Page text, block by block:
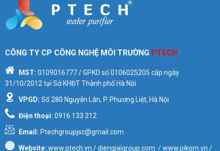
CÔNG TY CP CÔNG NGHỆ MÔI TRƯỜNG PTECH
MST: 0109016777/ GPKD số0106025205 cấp ngày
31/10/2012 tại Sở KHĐT Thành phố Hà Nội
VPGD: Số 280 Nguyễn Lân, P. Phương Liệt, Hà Nội
Điện thoại: 0916 133 212
Email: Ptechgroupjsc@gmail.com
Website: www.ptech.vn / diengiaigroup.com / www.pikom.vn /